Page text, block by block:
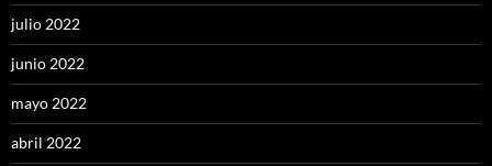
julio 2022
junio 2022
mayo 2022
abril 2022